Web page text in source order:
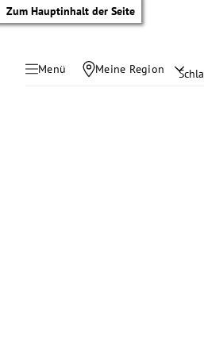
Zum Hauptinhalt der Seite
Menü Meine Region